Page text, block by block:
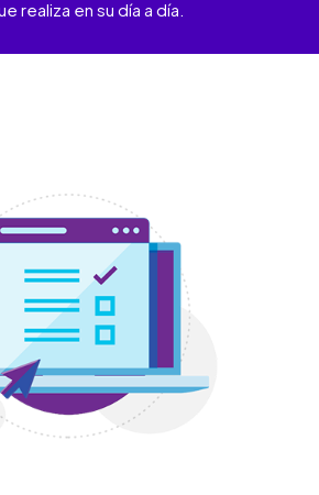
realiza en su día a día.